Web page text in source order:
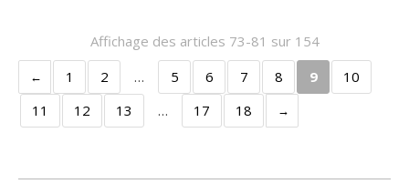
Affichage des articles 73-81 sur 154
1
2 … 5 6 7 8 9
10
11
12 13 … 17 18